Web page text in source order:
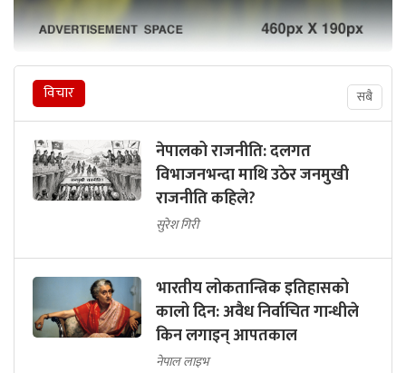
विचार सबै
नेपालको राजनीति: दलगत
विभाजनभन्दा माथि उठेर जनमुखी
राजनीति कहिले?
सुरेश गिरी
भारतीय लोकतान्त्रिक इतिहासको
कालो दिन: अवैध निर्वाचित गान्धीले
किन लगाइन् आपतकाल
नेपाल लाइभ